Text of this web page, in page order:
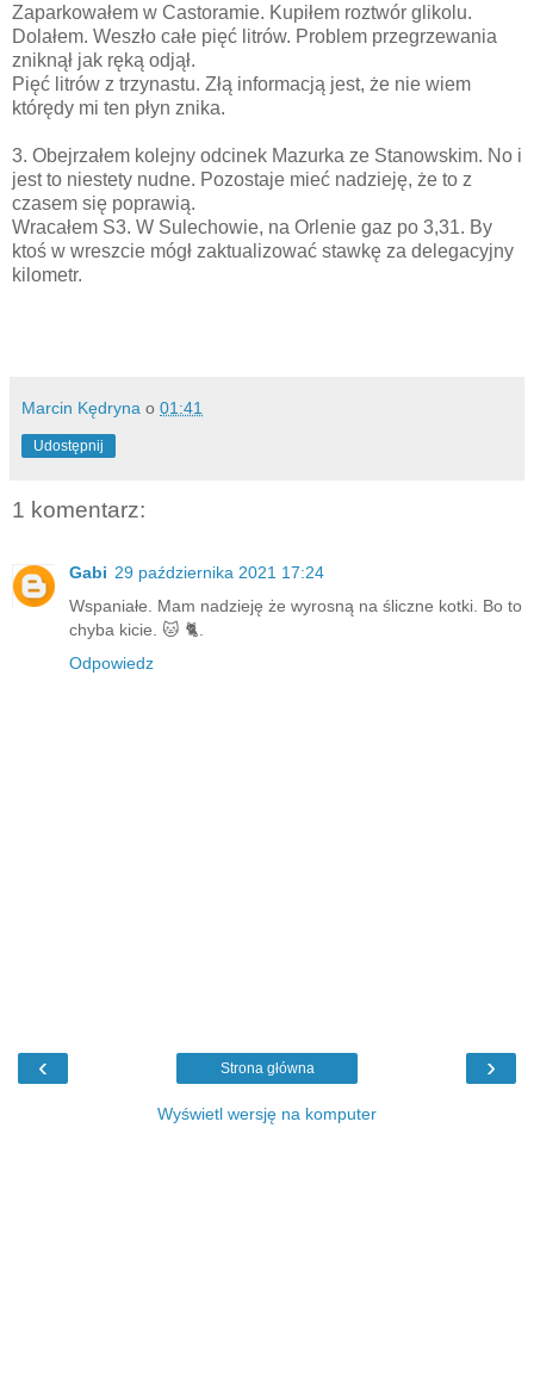
Zaparkowałem w Castoramie. Kupiłem roztwór glikolu.
Dolałem. Weszło całe pięć litrów. Problem przegrzewania
zniknął jak ręką odjął.
Pięć litrów z trzynastu. Złą informacją jest, że nie wiem
którędy mi ten płyn znika.
3. Obejrzałem kolejny odcinek Mazurka ze Stanowskim. No i
jest to niestety nudne. Pozostaje mieć nadzieję, że to z
czasem się poprawią.
Wracałem S3. W Sulechowie, na Orlenie gaz po 3,31. By
ktoś w wreszcie mógł zaktualizować stawkę za delegacyjny
kilometr.
Marcin Kędryna o 01:41
Udostępnij
1 komentarz:
Gabi 29 października 2021 17:24
Wspaniałe. Mam nadzieję że wyrosną na śliczne kotki. Bo to
chyba kicie. 🐱 🐈.
Odpowiedz
‹ ›
Strona główna
Wyświetl wersję na komputer